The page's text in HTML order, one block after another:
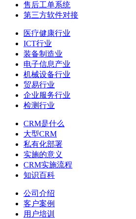
售后工单系统
第三方软件对接
医疗健康行业
ICT行业
装备制造业
电子信息产业
机械设备行业
贸易行业
企业服务行业
检测行业
CRM是什么
大型CRM
私有化部署
实施的意义
CRM实施流程
知识百科
公司介绍
客户案例
用户培训